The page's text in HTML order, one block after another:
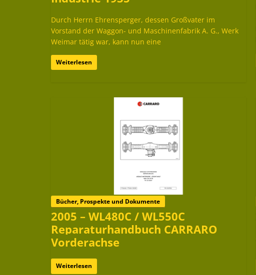
Durch Herrn Ehrensperger, dessen Großvater im
Vorstand der Waggon- und Maschinenfabrik A. G., Werk
Weimar tätig war, kann nun eine
Weiterlesen
Bücher, Prospekte und Dokumente
2005 – WL480C / WL550C
Reparaturhandbuch CARRARO
Vorderachse
Weiterlesen